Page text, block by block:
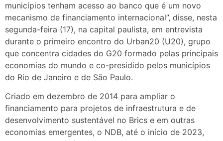
municípios tenham acesso ao banco que é um novo
mecanismo de financiamento internacional”, disse, nesta
segunda-feira (17), na capital paulista, em entrevista
durante o primeiro encontro do Urban20 (U20), grupo
que concentra cidades do G20 formado pelas principais
economias do mundo e co-presidido pelos municípios
do Rio de Janeiro e de São Paulo.
Criado em dezembro de 2014 para ampliar o
financiamento para projetos de infraestrutura e de
desenvolvimento sustentável no Brics e em outras
economias emergentes, o NDB, até o início de 2023,